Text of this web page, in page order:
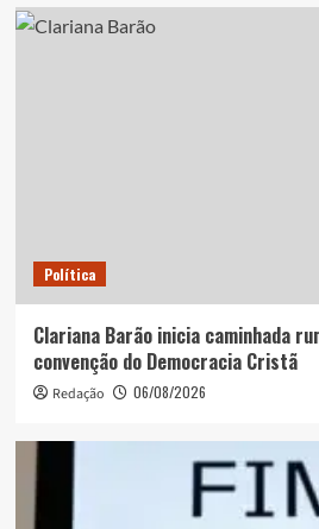
Política
Clariana Barão inicia caminhada
convenção do Democracia Cristã
Redação 06/08/2026